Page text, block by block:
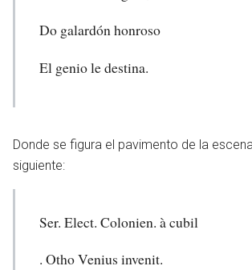
Do galardón honroso
El genio le destina.
Donde se figura el pavimento de la
siguiente:
Ser. Elect. Colonien. à cubil
. Otho Venius invenit.